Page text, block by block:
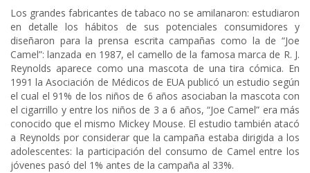
Los grandes fabricantes de tabaco no se amilanaron: estudiaron
en detalle los hábitos de sus potenciales consumidores y
diseñaron para la prensa escrita campañas como la de “Joe
Camel”: lanzada en 1987, el camello de la famosa marca de R. J.
Reynolds aparece como una mascota de una tira cómica. En
1991 la Asociación de Médicos de EUA publicó un estudio según
el cual el 91% de los niños de 6 años asociaban la mascota con
el cigarrillo y entre los niños de 3 a 6 años, “Joe Camel” era más
conocido que el mismo Mickey Mouse. El estudio también atacó
a Reynolds por considerar que la campaña estaba dirigida a los
adolescentes: la participación del consumo de Camel entre los
jóvenes pasó del 1% antes de la campaña al 33%.